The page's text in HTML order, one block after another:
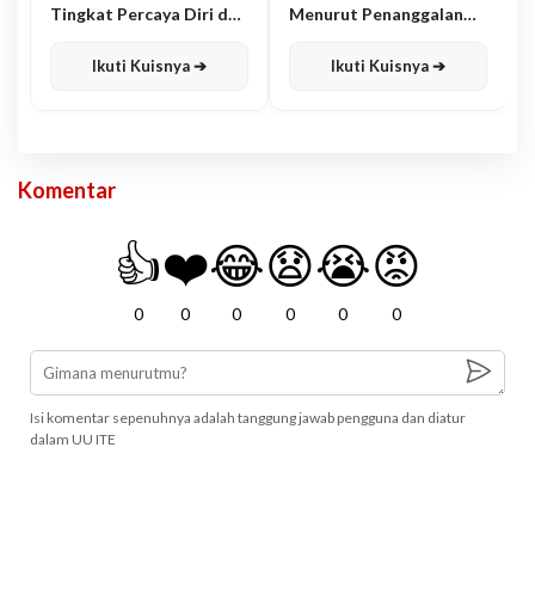
Tingkat Percaya Diri dan
Ikuti Kuisnya ➔
Menurut Penanggalan
Ikuti Kuisnya ➔
Komentar
👍
0
❤️
0
😂
0
😧
0
😭
0
😡
0
Isi komentar sepenuhnya adalah tanggung jawab pengguna dan diatur
dalam UU ITE